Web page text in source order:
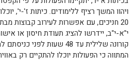
ויהוו המשך רציף ללימודים. כיתות ז'-י',
20 חניכים, עם אפשרות לעירוב קבוצות
י"א-י"ב, יידרשו להציג תעודת חיסון או
קורונה שלילית עד 48 שעות
המתווה כי הפעולות יוכלו להתקיים רק